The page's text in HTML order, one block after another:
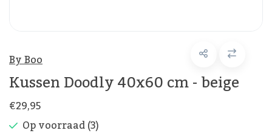
By Boo
Kussen Doodly 40x60 cm - beige
€29,95
Op voorraad (3)